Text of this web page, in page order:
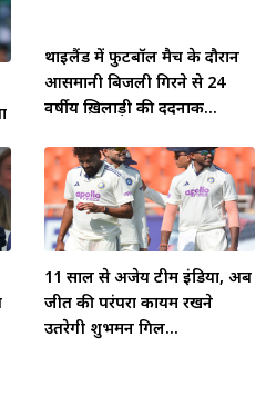
थाईलैंड में फुटबॉल मैच के दौरान
आसमानी बिजली गिरने से 24
वर्षीय ख़िलाड़ी की दर्दनाक...
11 साल से अजेय टीम इंडिया, अब
जीत की परंपरा कायम रखने
उतरेगी शुभमन गिल...